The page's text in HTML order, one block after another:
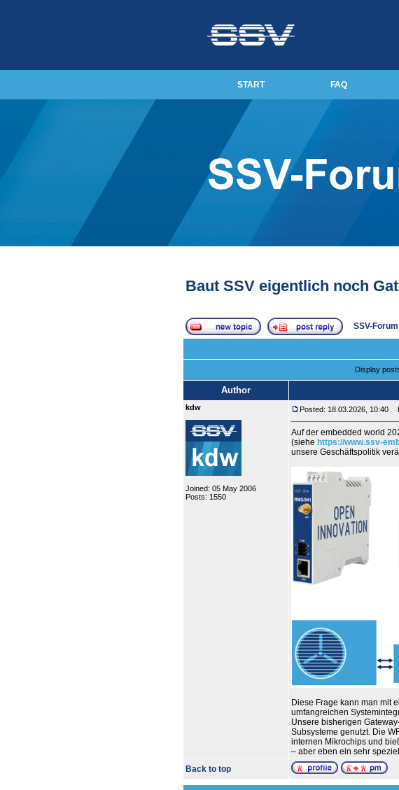
START FAQ
Baut SSV eigentlich noch
SSV-
Display
Author
kdw
Joined: 05 May 2006
Posts: 1550
Posted: 18.03.2026, 10:40
Auf der embedded world
(siehe https://www.ssv-
unsere Geschäftspolitik
Diese Frage kann man mit
umfangreichen
Unsere bisherigen
Subsysteme genutzt. Die
internen Mikrochips und
– aber eben ein sehr
Back to top